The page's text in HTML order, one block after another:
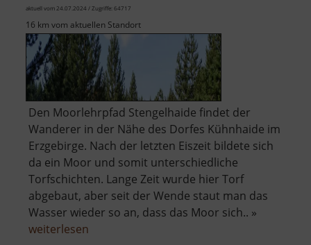
aktuell vom 24.07.2024 / Zugriffe: 64717
16 km vom aktuellen Standort
Den Moorlehrpfad Stengelhaide findet der
Wanderer in der Nähe des Dorfes Kühnhaide im
Erzgebirge. Nach der letzten Eiszeit bildete sich
da ein Moor und somit unterschiedliche
Torfschichten. Lange Zeit wurde hier Torf
abgebaut, aber seit der Wende staut man das
Wasser wieder so an, dass das Moor sich.. »
weiterlesen